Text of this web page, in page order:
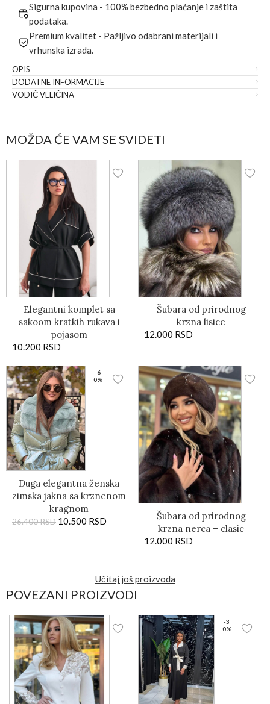
Sigurna kupovina - 100% bezbedno plaćanje i zaštita
podataka.
Premium kvalitet - Pažljivo odabrani materijali i
vrhunska izrada.
OPIS
DODATNE INFORMACIJE
VODIČ VELIČINA
MOŽDA ĆE VAM SE SVIDETI
Elegantni komplet sa
sakoom kratkih rukava i
pojasom
10.200 RSD
Šubara od prirodnog
krzna lisice
12.000 RSD
-6
0%
Duga elegantna ženska
zimska jakna sa krznenom
kragnom
26.400RSD 10.500 RSD
Šubara od prirodnog
krzna nerca – clasic
12.000 RSD
Učitaj još proizvoda
POVEZANI PROIZVODI
-3
0%